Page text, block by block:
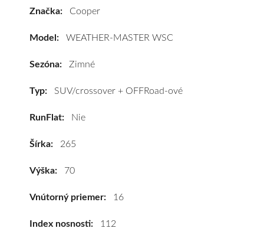
ové
WSC
výhodnú
a
Značka: Cooper
Model: WEATHER-MASTER WSC
Sezóna: Zimné
Typ: SUV/crossover + OFFRoad-ové
RunFlat: Nie
Šírka: 265
Výška: 70
Vnútorný priemer: 16
Index nosnosti: 112